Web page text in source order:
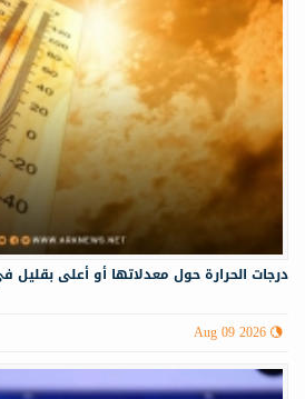
درجات الحرارة حول معدلاتها أو أعلى بقليل
Aug 09 2026